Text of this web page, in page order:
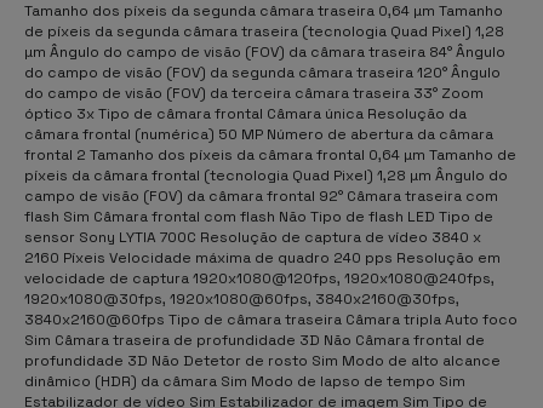
Tamanho dos píxeis da segunda câmara traseira 0,64 µm Tamanho
de píxeis da segunda câmara traseira (tecnologia Quad Pixel) 1,28
µm Ângulo do campo de visão (FOV) da câmara traseira 84° Ângulo
do campo de visão (FOV) da segunda câmara traseira 120° Ângulo
do campo de visão (FOV) da terceira câmara traseira 33° Zoom
óptico 3x Tipo de câmara frontal Câmara única Resolução da
câmara frontal (numérica) 50 MP Número de abertura da câmara
frontal 2 Tamanho dos píxeis da câmara frontal 0,64 µm Tamanho de
píxeis da câmara frontal (tecnologia Quad Pixel) 1,28 µm Ângulo do
campo de visão (FOV) da câmara frontal 92° Câmara traseira com
flash Sim Câmara frontal com flash Não Tipo de flash LED Tipo de
sensor Sony LYTIA 700C Resolução de captura de vídeo 3840 x
2160 Píxeis Velocidade máxima de quadro 240 pps Resolução em
velocidade de captura 1920x1080@120fps, 1920x1080@240fps,
1920x1080@30fps, 1920x1080@60fps, 3840x2160@30fps,
3840x2160@60fps Tipo de câmara traseira Câmara tripla Auto foco
Sim Câmara traseira de profundidade 3D Não Câmara frontal de
profundidade 3D Não Detetor de rosto Sim Modo de alto alcance
dinâmico (HDR) da câmara Sim Modo de lapso de tempo Sim
Estabilizador de vídeo Sim Estabilizador de imagem Sim Tipo de